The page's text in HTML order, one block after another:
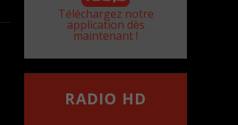
Téléchargez notre
application dès
maintenant !
RADIO HD